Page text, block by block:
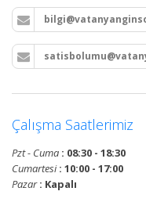
Çalışma Saatlerimiz
Pzt - Cuma : 08:30 - 18:30
Cumartesi: 10:00 - 17:00
Pazar: Kapalı